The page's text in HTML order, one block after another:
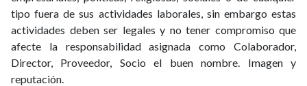
tipo fuera de sus actividades laborales, sin embargo estas
actividades deben ser legales y no tener compromiso que
afecte la responsabilidad asignada como Colaborador,
Director, Proveedor, Socio el buen nombre. Imagen y
reputación.